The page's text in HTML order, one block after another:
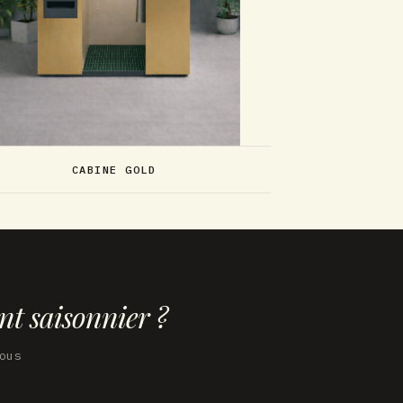
CABINE GOLD
saisonnier ?